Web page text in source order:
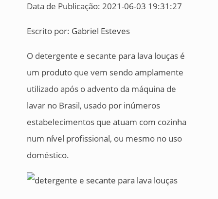
Data de Publicação: 2021-06-03 19:31:27
Escrito por: Gabriel Esteves
O detergente e secante para lava louças é
um produto que vem sendo amplamente
utilizado após o advento da máquina de
lavar no Brasil, usado por inúmeros
estabelecimentos que atuam com cozinha
num nível profissional, ou mesmo no uso
doméstico.